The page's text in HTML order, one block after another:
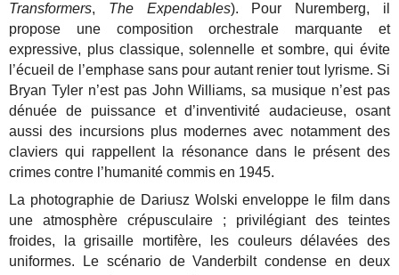
Transformers, The Expendables). Pour Nuremberg, il
propose une composition orchestrale marquante et
expressive, plus classique, solennelle et sombre, qui évite
l’écueil de l’emphase sans pour autant renier tout lyrisme. Si
Bryan Tyler n’est pas John Williams, sa musique n’est pas
dénuée de puissance et d’inventivité audacieuse, osant
aussi des incursions plus modernes avec notamment des
claviers qui rappellent la résonance dans le présent des
crimes contre l’humanité commis en 1945.
La photographie de Dariusz Wolski enveloppe le film dans
une atmosphère crépusculaire ; privilégiant des teintes
froides, la grisaille mortifère, les couleurs délavées des
uniformes.
Le scénario de Vanderbilt condense en deux